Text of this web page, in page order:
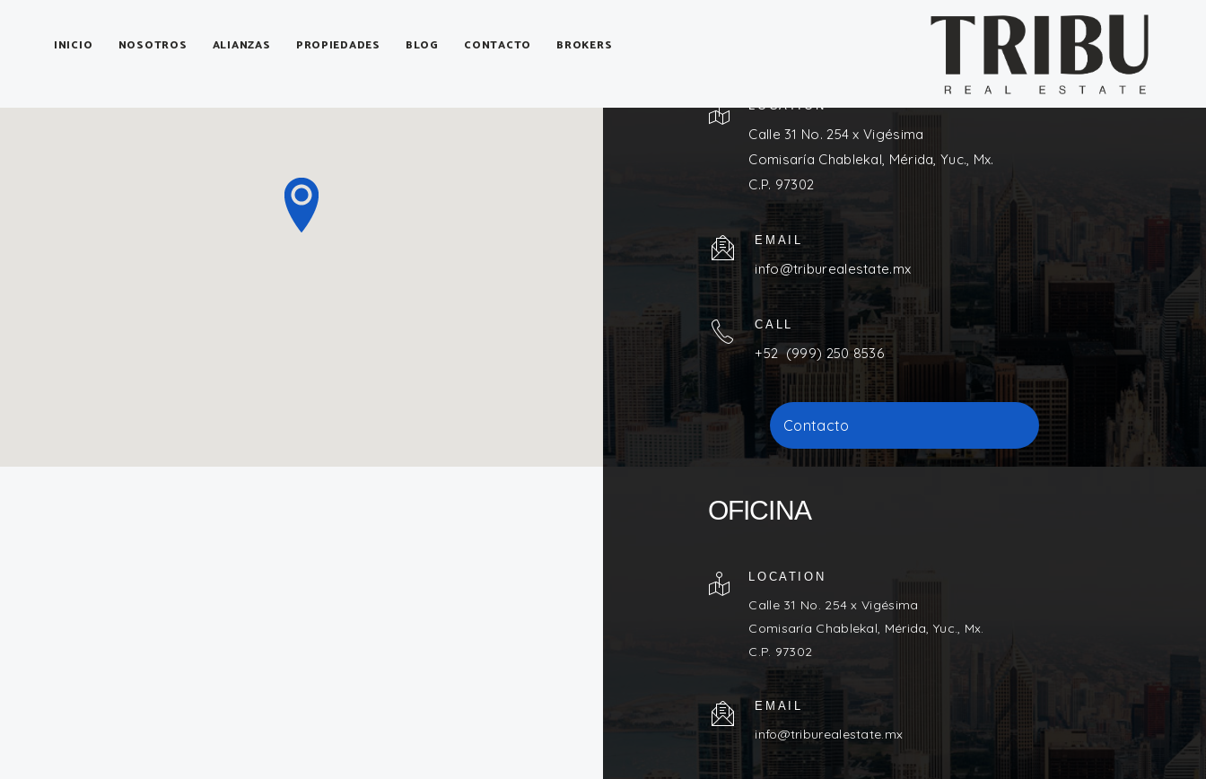
INICIO NOSOTROS ALIANZAS PROPIEDADES BLOG CONTACTO BROKERS
LOCATION
Calle 31 No. 254 x Vigésima
Comisaría Chablekal, Mérida, Yuc., Mx.
C.P. 97302
EMAIL
info@triburealestate.mx
CALL
+52 (999) 250 8536
Contacto
OFICINA
LOCATION
Calle 31 No. 254 x Vigésima
Comisaría Chablekal, Mérida, Yuc., Mx.
C.P. 97302
EMAIL
info@triburealestate.mx